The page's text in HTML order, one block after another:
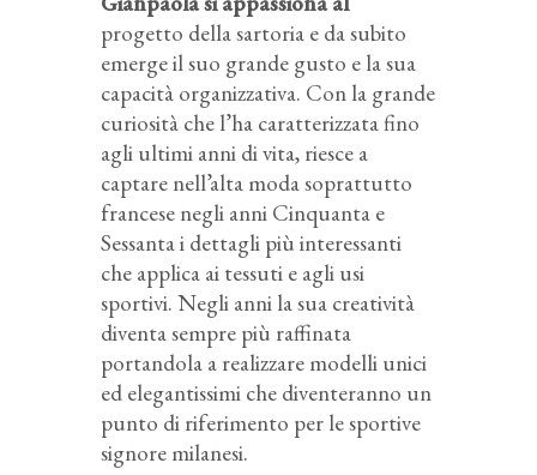
progetto della sartoria e da subito
emerge il suo grande gusto e la sua
capacità organizzativa. Con la grande
curiosità che l’ha caratterizzata fino
agli ultimi anni di vita, riesce a
captare nell’alta moda soprattutto
francese negli anni Cinquanta e
Sessanta i dettagli più interessanti
che applica ai tessuti e agli usi
sportivi. Negli anni la sua creatività
diventa sempre più raffinata
portandola a realizzare modelli unici
ed elegantissimi che diventeranno un
punto di riferimento per le sportive
signore milanesi.